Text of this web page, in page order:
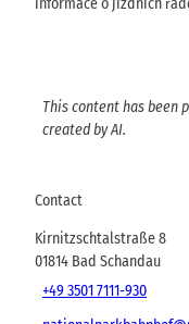
Informace o jízdních
This content has
created by AI.
Contact
Kirnitzschtalstraße 8
01814 Bad Schandau
+49 3501 7111-930